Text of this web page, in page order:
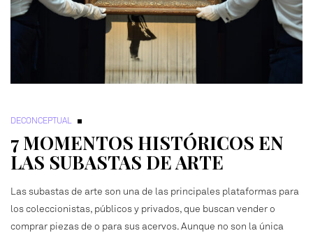
DECONCEPTUAL
7 MOMENTOS HISTÓRICOS EN
LAS SUBASTAS DE ARTE
Las subastas de arte son una de las principales plataformas para
los coleccionistas, públicos y privados, que buscan vender o
comprar piezas de o para sus acervos. Aunque no son la única